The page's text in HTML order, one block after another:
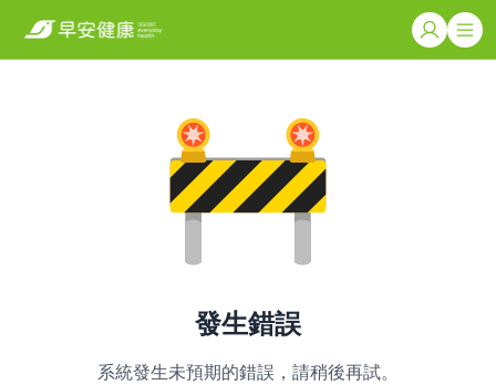
發生錯誤
系統發生未預期的錯誤，請稍後再試。